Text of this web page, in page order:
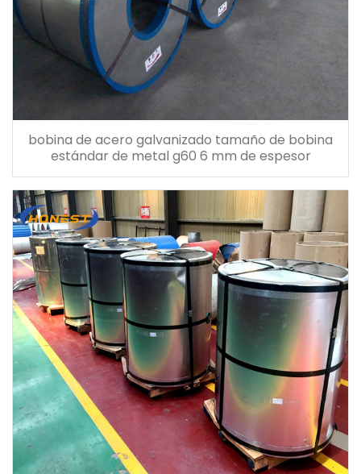
bobina de acero galvanizado tamaño de bobina
estándar de metal g60 6 mm de espesor